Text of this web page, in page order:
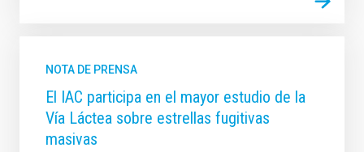
NOTA DE PRENSA
El IAC participa en el mayor estudio de la
Vía Láctea sobre estrellas fugitivas
masivas